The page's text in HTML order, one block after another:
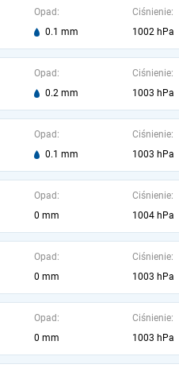
Opad:
0.1 mm
Ciśnienie:
1002 hPa
Opad:
0.2 mm
Ciśnienie:
1003 hPa
Opad:
0.1 mm
Ciśnienie:
1003 hPa
Opad:
0 mm
Ciśnienie:
1004 hPa
Opad:
0 mm
Ciśnienie:
1003 hPa
Opad:
0 mm
Ciśnienie:
1003 hPa